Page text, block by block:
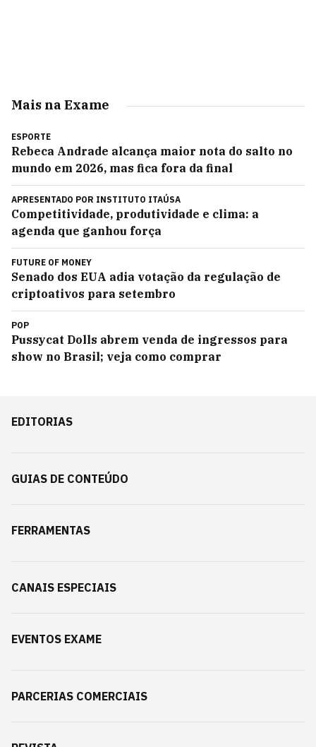
Mais na Exame
ESPORTE
Rebeca Andrade alcança maior nota do salto no
mundo em 2026, mas fica fora da final
APRESENTADO POR INSTITUTO ITAÚSA
Competitividade, produtividade e clima: a
agenda que ganhou força
FUTURE OF MONEY
Senado dos EUA adia votação da regulação de
criptoativos para setembro
POP
Pussycat Dolls abrem venda de ingressos para
show no Brasil; veja como comprar
EDITORIAS
GUIAS DE CONTEÚDO
FERRAMENTAS
CANAIS ESPECIAIS
EVENTOS EXAME
PARCERIAS COMERCIAIS